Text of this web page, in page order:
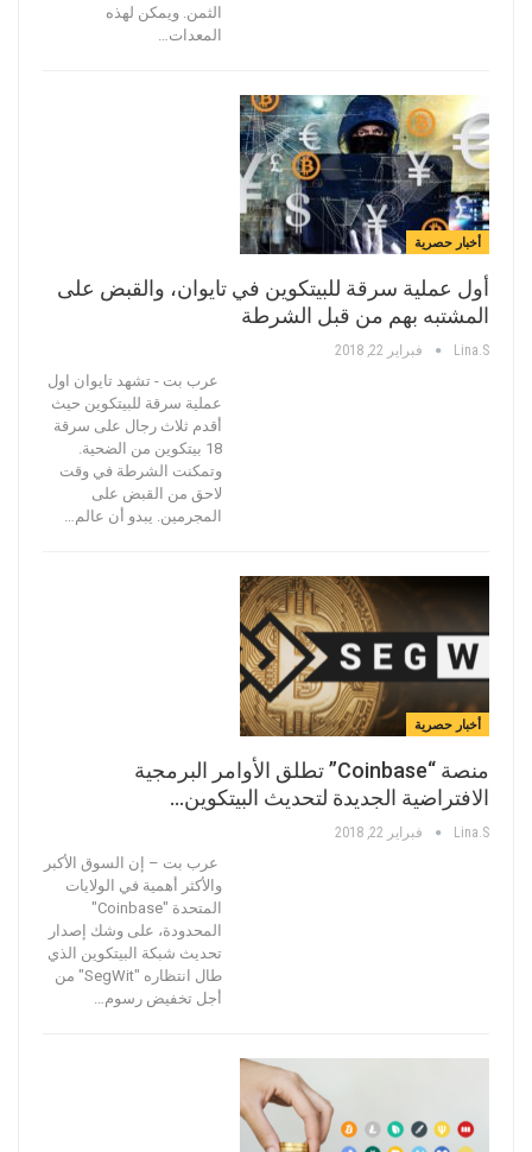
الثمن. ويمكن لهذه
المعدات…
أخبار حصرية
أول عملية سرقة للبيتكوين في تايوان، والقبض على
المشتبه بهم من قبل الشرطة
Lina.s فبراير 22, 2018
عرب بت - تشهد تايوان اول
عملية سرقة للبيتكوين حيث
أقدم ثلاث رجال على سرقة
18 بيتكوين من الضحية.
وتمكنت الشرطة في وقت
لاحق من القبض على
المجرمين. يبدو أن عالم…
أخبار حصرية
منصة “Coinbase” تطلق الأوامر البرمجية
الافتراضية الجديدة لتحديث البيتكوين…
Lina.s فبراير 22, 2018
عرب بت – إن السوق الأكبر
والأكثر أهمية في الولايات
المتحدة "Coinbase"
المحدودة، على وشك إصدار
تحديث شبكة البيتكوين الذي
طال انتظاره "SegWit" من
أجل تخفيض رسوم…